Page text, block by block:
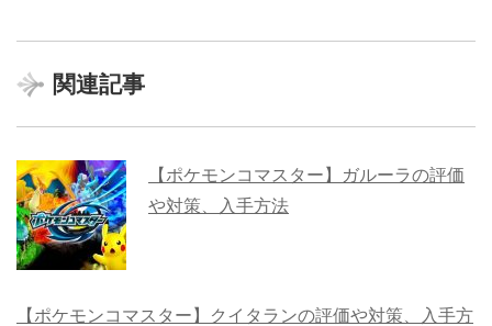
関連記事
【ポケモンコマスター】ガルーラの評価
や対策、入手方法
【ポケモンコマスター】クイタランの評価や対策、入手方